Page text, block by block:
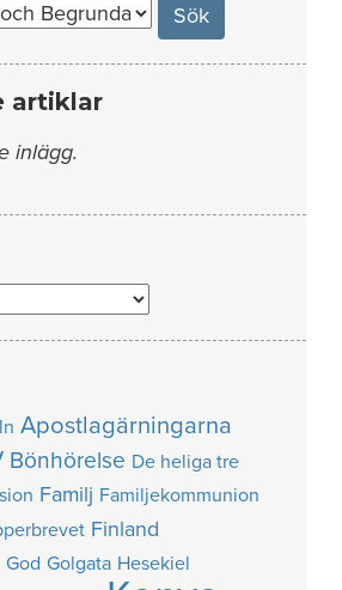
artiklar
inlägg.
Apostlagärningarna
Bönhörelse De heliga tre
Familj Familjekommunion
Finland
God Golgata Hesekiel